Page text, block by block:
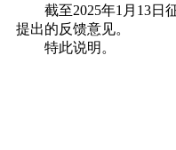
截至2025年1月13日征
提出的反馈意见。
特此说明。